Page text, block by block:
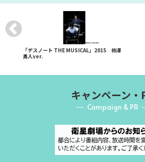
「デスノート THE MUSICAL」2015 柿澤
勇人ver.
キャンペーン・
Campaign & PR